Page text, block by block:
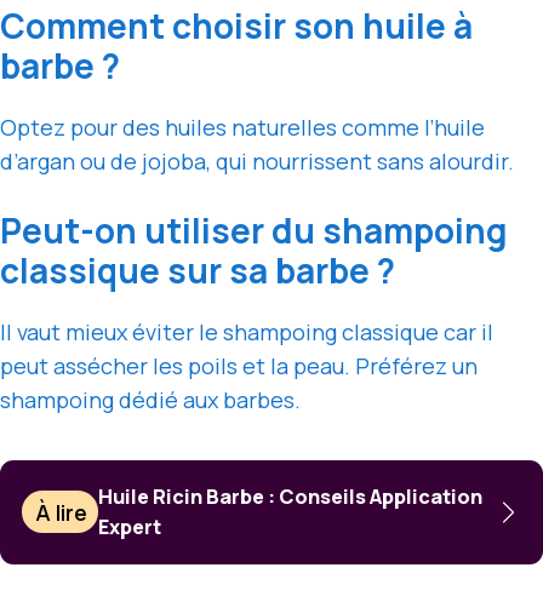
Comment choisir son huile à
barbe ?
Optez pour des huiles naturelles comme l’huile
d’argan ou de jojoba, qui nourrissent sans alourdir.
Peut-on utiliser du shampoing
classique sur sa barbe ?
Il vaut mieux éviter le shampoing classique car il
peut assécher les poils et la peau. Préférez un
shampoing dédié aux barbes.
À lire
Huile Ricin Barbe : Conseils Application
Expert